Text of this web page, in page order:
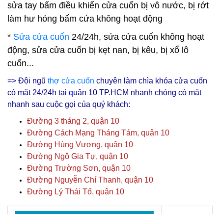
sửa tay bấm điều khiển cửa cuốn bị vô nước, bị rớt
làm hư hỏng bấm cửa không hoạt động
* Sửa cửa cuốn 24/24h, sửa cửa cuốn không hoạt
động, sửa cửa cuốn bị kẹt nan, bị kêu, bị xổ lô
cuốn...
=> Đội ngũ thợ cửa cuốn chuyên làm chìa khóa cửa cuốn
có mặt 24/24h tại quận 10 TP.HCM nhanh chóng có mặt
nhanh sau cuộc gọi của quý khách:
Đường 3 tháng 2, quận 10
Đường Cách Mạng Tháng Tám, quận 10
Đường Hùng Vương, quận 10
Đường Ngô Gia Tự, quận 10
Đường Trường Sơn, quận 10
Đường Nguyễn Chí Thanh, quận 10
Đường Lý Thái Tổ, quận 10